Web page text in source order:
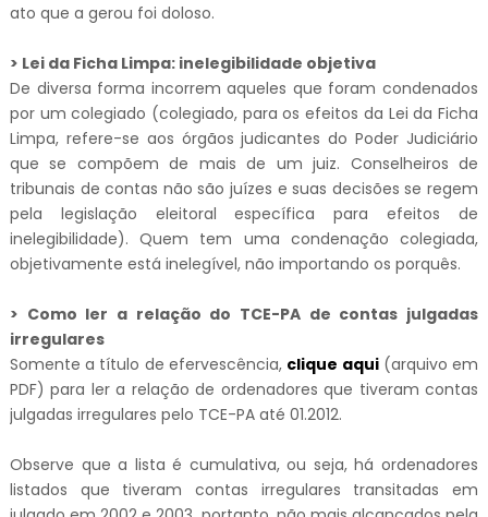
ato que a gerou foi doloso.
> Lei da Ficha Limpa: inelegibilidade objetiva
De diversa forma incorrem aqueles que foram condenados
por um colegiado (colegiado, para os efeitos da Lei da Ficha
Limpa, refere-se aos órgãos judicantes do Poder Judiciário
que se compõem de mais de um juiz. Conselheiros de
tribunais de contas não são juízes e suas decisões se regem
pela legislação eleitoral específica para efeitos de
inelegibilidade). Quem tem uma condenação colegiada,
objetivamente está inelegível, não importando os porquês.
> Como ler a relação do TCE-PA de contas julgadas
irregulares
Somente a título de efervescência, clique aqui(arquivo em
PDF) para ler a relação de ordenadores que tiveram contas
julgadas irregulares pelo TCE-PA até 01.2012.
Observe que a lista é cumulativa, ou seja, há ordenadores
listados que tiveram contas irregulares transitadas em